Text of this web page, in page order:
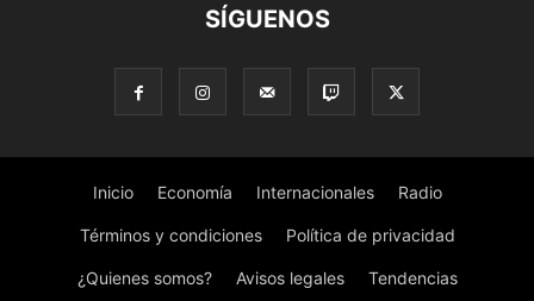
SÍGUENOS
Inicio Economía Internacionales Radio
Términos y condiciones Política de privacidad
¿Quienes somos? Avisos legales Tendencias